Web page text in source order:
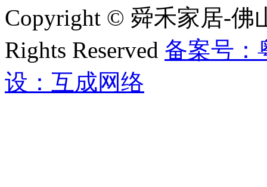
Copyright © 舜禾家居-佛
Rights Reserved 备案号：
设：互成网络